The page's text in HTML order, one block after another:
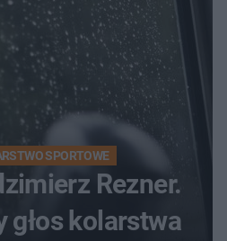
SPORTOWE
Rezner.
głos kolarstwa